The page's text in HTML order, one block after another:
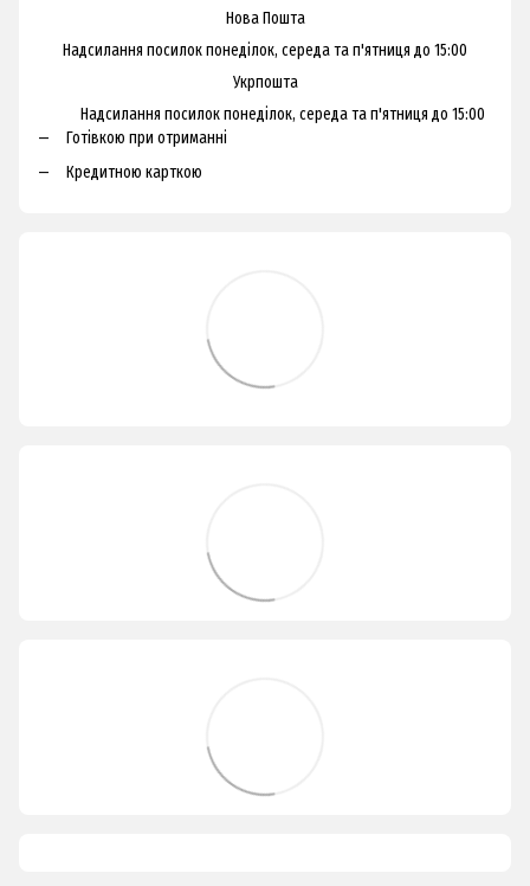
Нова Пошта
Надсилання посилок понеділок, середа та п'ятниця до 15:00
Укрпошта
Надсилання посилок понеділок, середа та п'ятниця до 15:00
Готівкою при отриманні
Кредитною карткою